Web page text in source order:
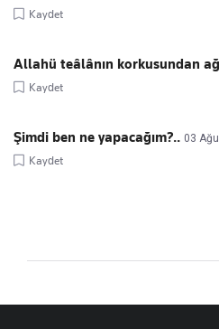
Kaydet
Allahü teâlânın korkusundan
Kaydet
Şimdi ben ne yapacağım?.. 03
Kaydet